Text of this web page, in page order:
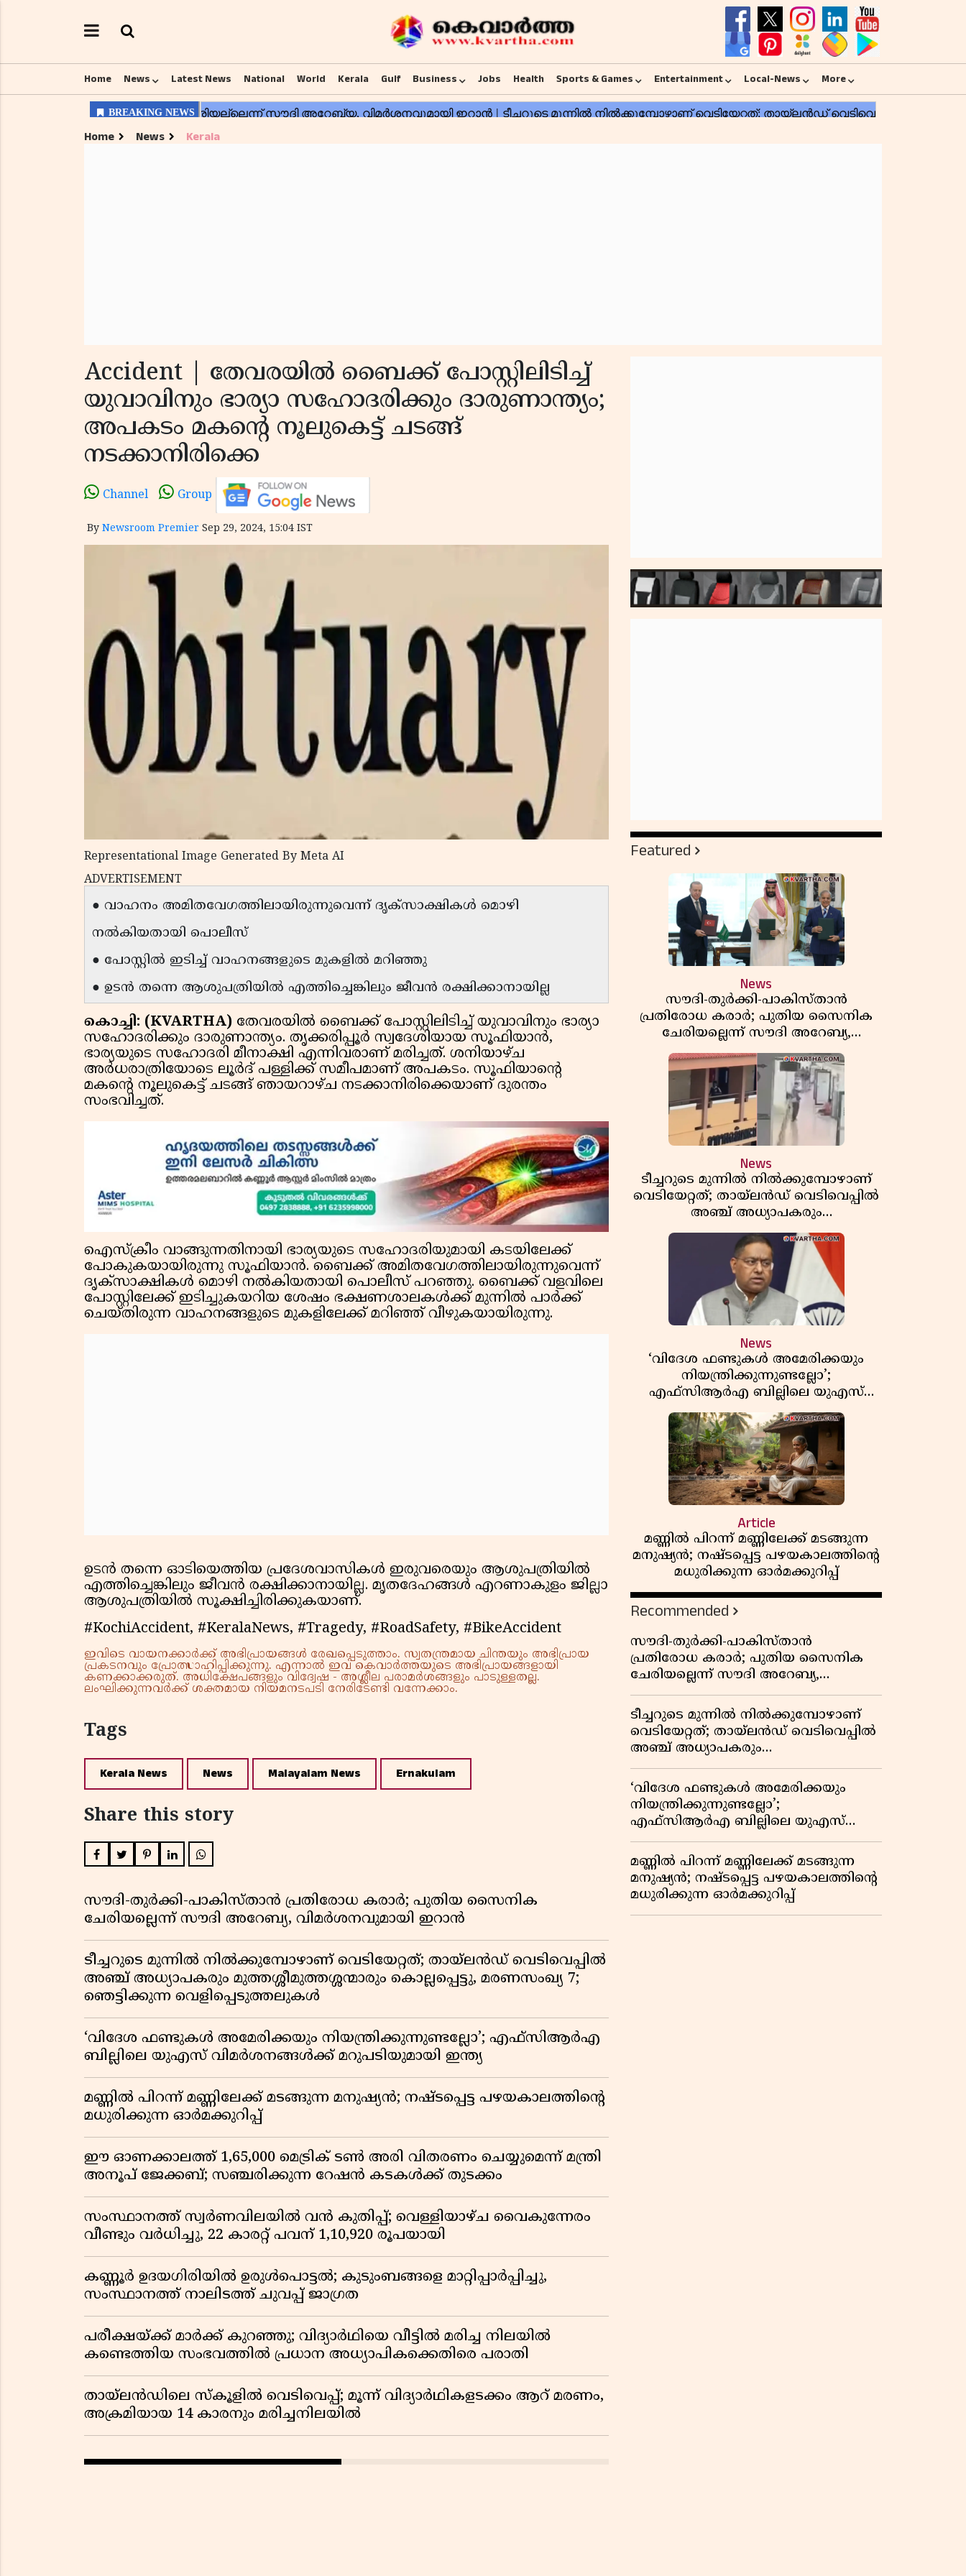
Home News Latest News National World Kerala Gulf Business Jobs Health Sports & Games Entertainment Local-News More
Home News Kerala
Accident | തേവരയില്‍ ബൈക്ക് പോസ്റ്റിലിടിച്ച്
യുവാവിനും ഭാര്യാ സഹോദരിക്കും ദാരുണാന്ത്യം;
അപകടം മകന്റെ നൂലുകെട്ട് ചടങ്ങ്
നടക്കാനിരിക്കെ
Channel Group
By Newsroom Premier Sep 29, 2024, 15:04 IST
Representational Image Generated By Meta AI
ADVERTISEMENT
● വാഹനം അമിതവേഗത്തിലായിരുന്നുവെന്ന് ദൃക്‌സാക്ഷികള്‍ മൊഴി
നല്‍കിയതായി പൊലീസ്
● പോസ്റ്റില്‍ ഇടിച്ച് വാഹനങ്ങളുടെ മുകളില്‍ മറിഞ്ഞു
● ഉടന്‍ തന്നെ ആശുപത്രിയില്‍ എത്തിച്ചെങ്കിലും ജീവന്‍ രക്ഷിക്കാനായില്ല
കൊച്ചി: (KVARTHA) തേവരയില്‍ ബൈക്ക് പോസ്റ്റിലിടിച്ച് യുവാവിനും ഭാര്യാ
സഹോദരിക്കും ദാരുണാന്ത്യം. തൃക്കരിപ്പൂര്‍ സ്വദേശിയായ സൂഫിയാന്‍,
ഭാര്യയുടെ സഹോദരി മീനാക്ഷി എന്നിവരാണ് മരിച്ചത്. ശനിയാഴ്ച
അര്‍ധരാത്രിയോടെ ലൂര്‍ദ് പള്ളിക്ക് സമീപമാണ് അപകടം. സൂഫിയാന്റെ
മകന്റെ നൂലുകെട്ട് ചടങ്ങ് ഞായറാഴ്ച നടക്കാനിരിക്കെയാണ് ദുരന്തം
സംഭവിച്ചത്.
ഐസ്‌ക്രീം വാങ്ങുന്നതിനായി ഭാര്യയുടെ സഹോദരിയുമായി കടയിലേക്ക്
പോകുകയായിരുന്നു സൂഫിയാന്‍. ബൈക്ക് അമിതവേഗത്തിലായിരുന്നുവെന്ന്
ദൃക്‌സാക്ഷികള്‍ മൊഴി നല്‍കിയതായി പൊലീസ് പറഞ്ഞു. ബൈക്ക് വളവിലെ
പോസ്റ്റിലേക്ക് ഇടിച്ചുകയറിയ ശേഷം ഭക്ഷണശാലകള്‍ക്ക് മുന്നില്‍ പാര്‍ക്ക്
ചെയ്തിരുന്ന വാഹനങ്ങളുടെ മുകളിലേക്ക് മറിഞ്ഞ് വീഴുകയായിരുന്നു.
ഉടന്‍ തന്നെ ഓടിയെത്തിയ പ്രദേശവാസികള്‍ ഇരുവരെയും ആശുപത്രിയില്‍
എത്തിച്ചെങ്കിലും ജീവന്‍ രക്ഷിക്കാനായില്ല. മൃതദേഹങ്ങള്‍ എറണാകുളം ജില്ലാ
ആശുപത്രിയില്‍ സൂക്ഷിച്ചിരിക്കുകയാണ്.
#KochiAccident, #KeralaNews, #Tragedy, #RoadSafety, #BikeAccident
ഇവിടെ വായനക്കാർക്ക് അഭിപ്രായങ്ങൾ രേഖപ്പെടുത്താം. സ്വതന്ത്രമായ ചിന്തയും അഭിപ്രായ
പ്രകടനവും പ്രോത്സാഹിപ്പിക്കുന്നു. എന്നാൽ ഇവ കെവാർത്തയുടെ അഭിപ്രായങ്ങളായി
കണക്കാക്കരുത്. അധിക്ഷേപങ്ങളും വിദ്വേഷ - അശ്ലീല പരാമർശങ്ങളും പാടുള്ളതല്ല.
ലംഘിക്കുന്നവർക്ക് ശക്തമായ നിയമനടപടി നേരിടേണ്ടി വന്നേക്കാം.
Tags
Kerala News News Malayalam News Ernakulam
Share this story
സൗദി-തുർക്കി-പാകിസ്താൻ പ്രതിരോധ കരാർ; പുതിയ സൈനിക
ചേരിയല്ലെന്ന് സൗദി അറേബ്യ, വിമർശനവുമായി ഇറാൻ
ടീച്ചറുടെ മുന്നിൽ നിൽക്കുമ്പോഴാണ് വെടിയേറ്റത്; തായ്‌ലൻഡ് വെടിവെപ്പിൽ
അഞ്ച് അധ്യാപകരും മുത്തശ്ശീമുത്തശ്ശന്മാരും കൊല്ലപ്പെട്ടു, മരണസംഖ്യ 7;
ഞെട്ടിക്കുന്ന വെളിപ്പെടുത്തലുകൾ
‘വിദേശ ഫണ്ടുകൾ അമേരിക്കയും നിയന്ത്രിക്കുന്നുണ്ടല്ലോ’; എഫ്സിആർഎ
ബില്ലിലെ യുഎസ് വിമർശനങ്ങൾക്ക് മറുപടിയുമായി ഇന്ത്യ
മണ്ണിൽ പിറന്ന് മണ്ണിലേക്ക് മടങ്ങുന്ന മനുഷ്യൻ; നഷ്ടപ്പെട്ട പഴയകാലത്തിൻ്റെ
മധുരിക്കുന്ന ഓർമക്കുറിപ്പ്
ഈ ഓണക്കാലത്ത് 1,65,000 മെട്രിക് ടൺ അരി വിതരണം ചെയ്യുമെന്ന് മന്ത്രി
അനൂപ് ജേക്കബ്; സഞ്ചരിക്കുന്ന റേഷൻ കടകൾക്ക് തുടക്കം
സംസ്ഥാനത്ത് സ്വർണവിലയിൽ വൻ കുതിപ്പ്; വെള്ളിയാഴ്ച വൈകുന്നേരം
വീണ്ടും വർധിച്ചു, 22 കാരറ്റ് പവന് 1,10,920 രൂപയായി
കണ്ണൂർ ഉദയഗിരിയിൽ ഉരുൾപൊട്ടൽ; കുടുംബങ്ങളെ മാറ്റിപ്പാർപ്പിച്ചു,
സംസ്ഥാനത്ത് നാലിടത്ത് ചുവപ്പ് ജാഗ്രത
പരീക്ഷയ്ക്ക് മാർക്ക് കുറഞ്ഞു; വിദ്യാർഥിയെ വീട്ടിൽ മരിച്ച നിലയിൽ
കണ്ടെത്തിയ സംഭവത്തിൽ പ്രധാന അധ്യാപികക്കെതിരെ പരാതി
തായ്‌ലൻഡിലെ സ്‌കൂളിൽ വെടിവെപ്പ്; മൂന്ന് വിദ്യാർഥികളടക്കം ആറ് മരണം,
അക്രമിയായ 14 കാരനും മരിച്ചനിലയിൽ
Featured
News
സൗദി-തുർക്കി-പാകിസ്താൻ
പ്രതിരോധ കരാർ; പുതിയ സൈനിക
ചേരിയല്ലെന്ന് സൗദി അറേബ്യ,
വിമർശനവുമായി ഇറാൻ
News
ടീച്ചറുടെ മുന്നിൽ നിൽക്കുമ്പോഴാണ്
വെടിയേറ്റത്; തായ്‌ലൻഡ് വെടിവെപ്പിൽ
അഞ്ച് അധ്യാപകരും
മുത്തശ്ശീമുത്തശ്ശന്മാരും കൊല്ലപ്പെട്ടു,
മരണസംഖ്യ 7; ഞെട്ടിക്കുന്ന
വെളിപ്പെടുത്തലുകൾ
News
‘വിദേശ ഫണ്ടുകൾ അമേരിക്കയും
നിയന്ത്രിക്കുന്നുണ്ടല്ലോ’;
എഫ്സിആർഎ ബില്ലിലെ യുഎസ്
വിമർശനങ്ങൾക്ക് മറുപടിയുമായി ഇന്ത്യ
Article
മണ്ണിൽ പിറന്ന് മണ്ണിലേക്ക് മടങ്ങുന്ന
മനുഷ്യൻ; നഷ്ടപ്പെട്ട പഴയകാലത്തിൻ്റെ
മധുരിക്കുന്ന ഓർമക്കുറിപ്പ്
Recommended
സൗദി-തുർക്കി-പാകിസ്താൻ
പ്രതിരോധ കരാർ; പുതിയ സൈനിക
ചേരിയല്ലെന്ന് സൗദി അറേബ്യ,
വിമർശനവുമായി ഇറാൻ
ടീച്ചറുടെ മുന്നിൽ നിൽക്കുമ്പോഴാണ്
വെടിയേറ്റത്; തായ്‌ലൻഡ് വെടിവെപ്പിൽ
അഞ്ച് അധ്യാപകരും
മുത്തശ്ശീമുത്തശ്ശന്മാരും കൊല്ലപ്പെട്ടു,
മരണസംഖ്യ 7; ഞെട്ടിക്കുന്ന
വെളിപ്പെടുത്തലുകൾ
‘വിദേശ ഫണ്ടുകൾ അമേരിക്കയും
നിയന്ത്രിക്കുന്നുണ്ടല്ലോ’;
എഫ്സിആർഎ ബില്ലിലെ യുഎസ്
വിമർശനങ്ങൾക്ക് മറുപടിയുമായി ഇന്ത്യ
മണ്ണിൽ പിറന്ന് മണ്ണിലേക്ക് മടങ്ങുന്ന
മനുഷ്യൻ; നഷ്ടപ്പെട്ട പഴയകാലത്തിൻ്റെ
മധുരിക്കുന്ന ഓർമക്കുറിപ്പ്